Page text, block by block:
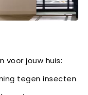
voor jouw huis:
tegen insecten